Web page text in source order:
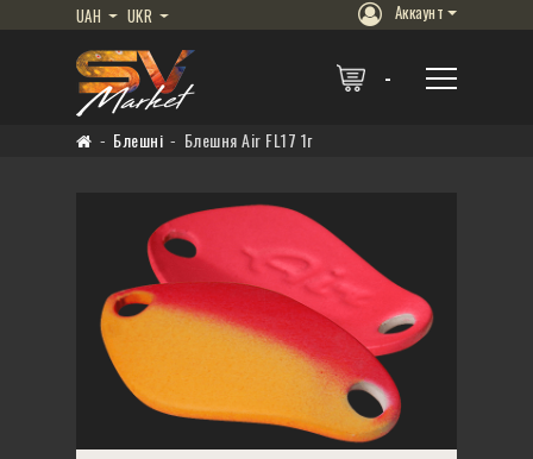
UAH UKR Аккаунт
Блешні Блешня Air FL17 1г